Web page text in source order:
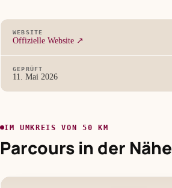
WEBSITE
Offizielle Website ↗
GEPRÜFT
11. Mai 2026
IM UMKREIS VON 50 KM
Parcours in der Nähe